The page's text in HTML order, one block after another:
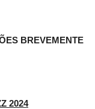
BREVEMENTE
2024